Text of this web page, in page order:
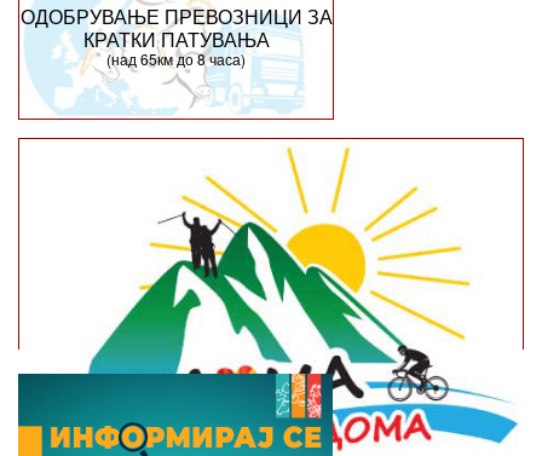
ОДОБРУВАЊЕ ПРЕВОЗНИЦИ ЗА
КРАТКИ ПАТУВАЊА
(над 65км до 8 часа)